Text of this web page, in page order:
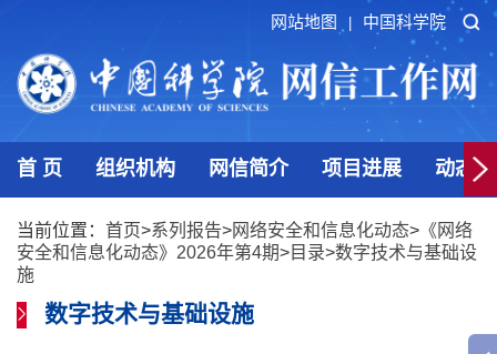
网站地图 中国科学院
首 页 组织机构 网信简介 项目进展 动态
当前位置： 首页>系列报告>网络安全和信息化动态> 《网络
安全和信息化动态》2026年第4期>目录>数字技术与基础设
施
数字技术与基础设施